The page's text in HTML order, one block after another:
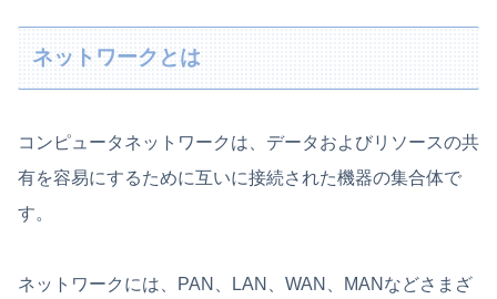
ネットワークとは
コンピュータネットワークは、データおよびリソースの共
有を容易にするために互いに接続された機器の集合体で
す。
ネットワークには、PAN、LAN、WAN、MANなどさまざ